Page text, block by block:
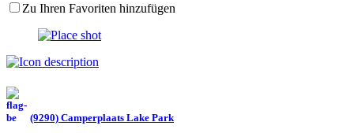
Zu Ihren Favoriten hinzufügen
(9290) Camperplaats Lake Park